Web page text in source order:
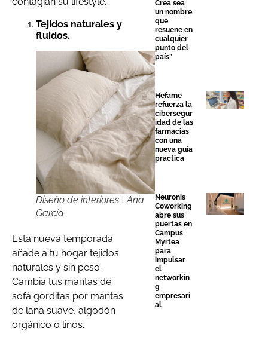
Tejidos naturales y
fluidos.
Diseño de interiores | Ana
García
Esta nueva temporada
añade a tu hogar tejidos
naturales y sin peso.
Cambia tus mantas de
sofá gorditas por mantas
de lana suave, algodón
orgánico o linos.
Crea sea
un nombre
que
resuene en
cualquier
punto del
país”
Hefame
refuerza la
cibersegur
idad de las
farmacias
con una
nueva guía
práctica
Neuronis
Coworking
abre sus
puertas en
Campus
Myrtea
para
impulsar
el
networkin
g
empresari
al